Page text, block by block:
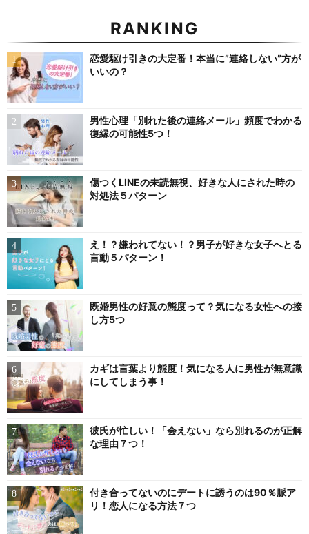
RANKING
恋愛駆け引きの大定番！本当に”連絡しない”方が
いいの？
男性心理「別れた後の連絡メール」頻度でわかる
復縁の可能性5つ！
傷つくLINEの未読無視、好きな人にされた時の
対処法５パターン
え！？嫌われてない！？男子が好きな女子へとる
言動５パターン！
既婚男性の好意の態度って？気になる女性への接
し方5つ
カギは言葉より態度！気になる人に男性が無意識
にしてしまう事！
彼氏が忙しい！「会えない」なら別れるのが正解
な理由７つ！
付き合ってないのにデートに誘うのは90％脈ア
リ！恋人になる方法７つ